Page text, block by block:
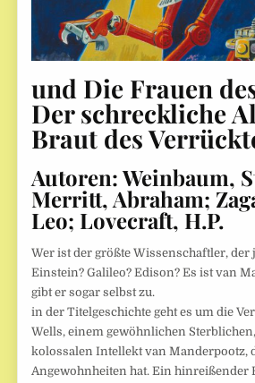
und Die Frauen
Der schreckliche
Braut des
Autoren:Weinbaum,
Merritt, Abraham;
Leo; Lovecraft, H.P.
Wer ist der größte Wissenschaftler, der
Einstein? Galileo? Edison? Es ist van
gibt er sogar selbst zu.
in der Titelgeschichte geht es um die
Wells, einem gewöhnlichen
kolossalen Intellekt van Manderpootz,
Angewohnheiten hat. Ein